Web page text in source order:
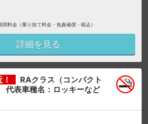
間料金（乗り捨て料金・免責補償・税込）
詳細を見る
RAクラス（コンパクト
表車種名：ロッキーなど